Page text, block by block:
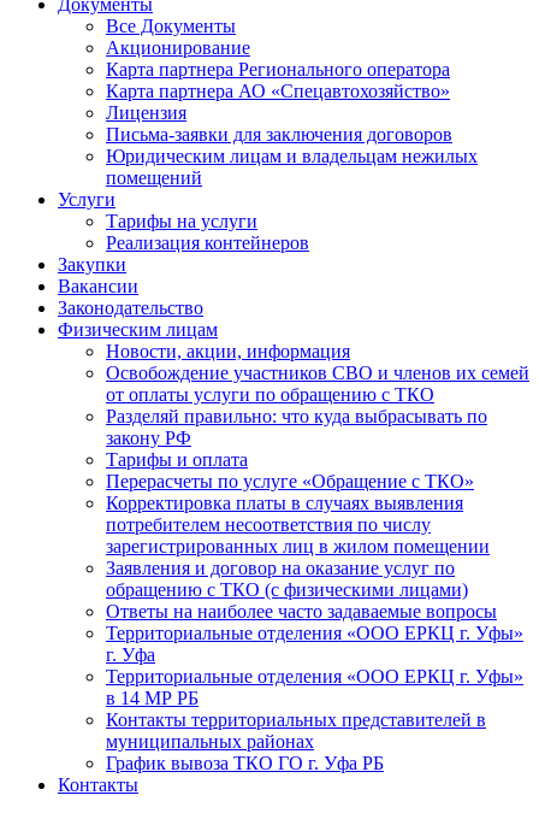
Все Документы
Акционирование
Карта партнера Регионального оператора
Карта партнера АО «Спецавтохозяйство»
Лицензия
Письма-заявки для заключения договоров
Юридическим лицам и владельцам нежилых
помещений
Услуги
Тарифы на услуги
Реализация контейнеров
Закупки
Вакансии
Законодательство
Физическим лицам
Новости, акции, информация
Освобождение участников СВО и членов их семей
от оплаты услуги по обращению с ТКО
Разделяй правильно: что куда выбрасывать по
закону РФ
Тарифы и оплата
Перерасчеты по услуге «Обращение с ТКО»
Корректировка платы в случаях выявления
потребителем несоответствия по числу
зарегистрированных лиц в жилом помещении
Заявления и договор на оказание услуг по
обращению с ТКО (с физическими лицами)
Ответы на наиболее часто задаваемые вопросы
Территориальные отделения «ООО ЕРКЦ г. Уфы»
г. Уфа
Территориальные отделения «ООО ЕРКЦ г. Уфы»
в 14 МР РБ
Контакты территориальных представителей в
муниципальных районах
График вывоза ТКО ГО г. Уфа РБ
Контакты